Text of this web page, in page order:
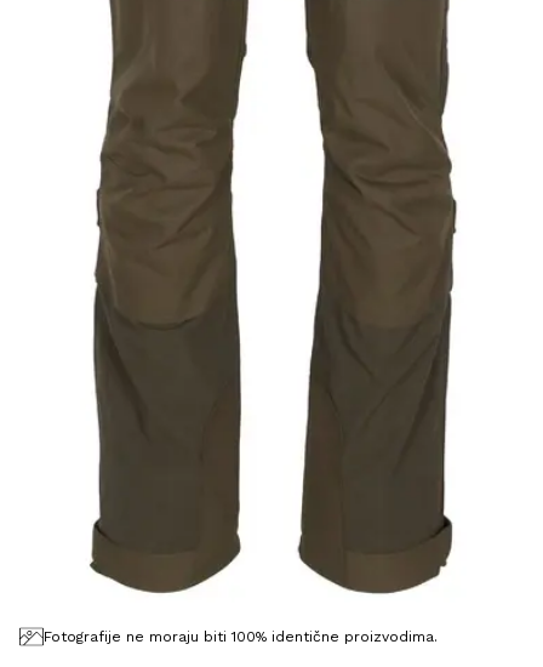
Fotografije ne moraju biti 100% identične proizvodima.